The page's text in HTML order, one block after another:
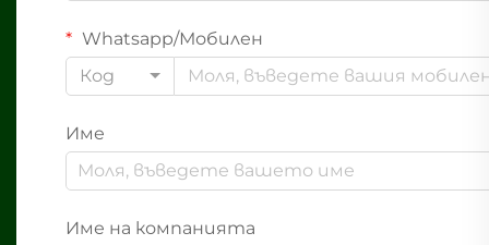
Whatsapp/Мобилен
Код
Име
Име на компанията